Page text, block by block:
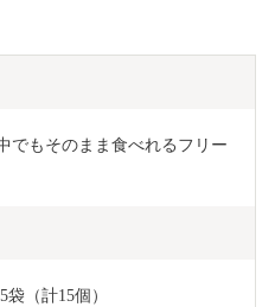
でもそのまま食べれるフリー
（計15個）